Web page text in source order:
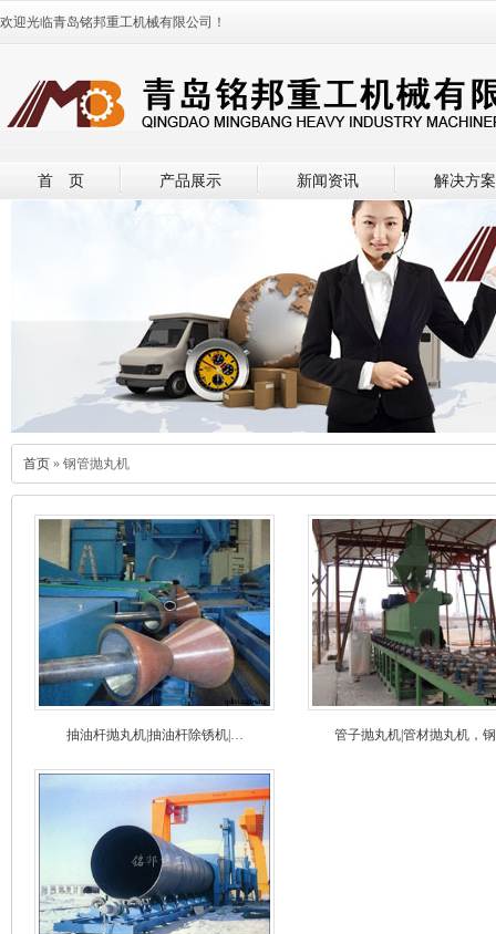
欢迎光临青岛铭邦重工机械有限公司！
首 页 产品展示 新闻资讯 解决方案
首页 » 钢管抛丸机
抽油杆抛丸机|抽油杆除锈机|… 管子抛丸机|管材抛丸机，